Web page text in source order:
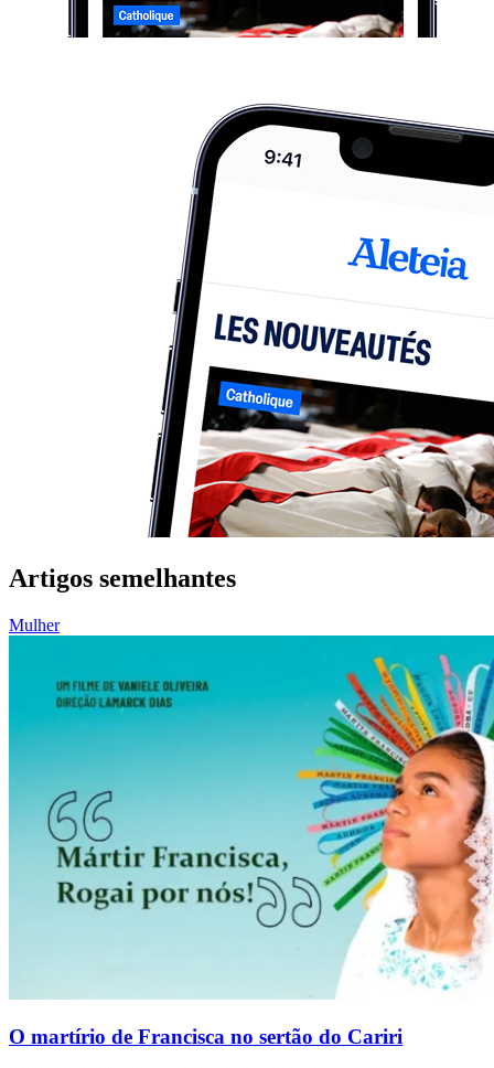
Artigos semelhantes
Mulher
O martírio de Francisca no sertão do Cariri